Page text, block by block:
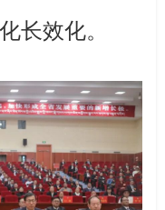
长效化。